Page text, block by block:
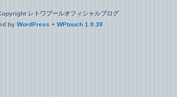
レトワブールオフィシャルブログ
by WordPress + WPtouch 1.9.38